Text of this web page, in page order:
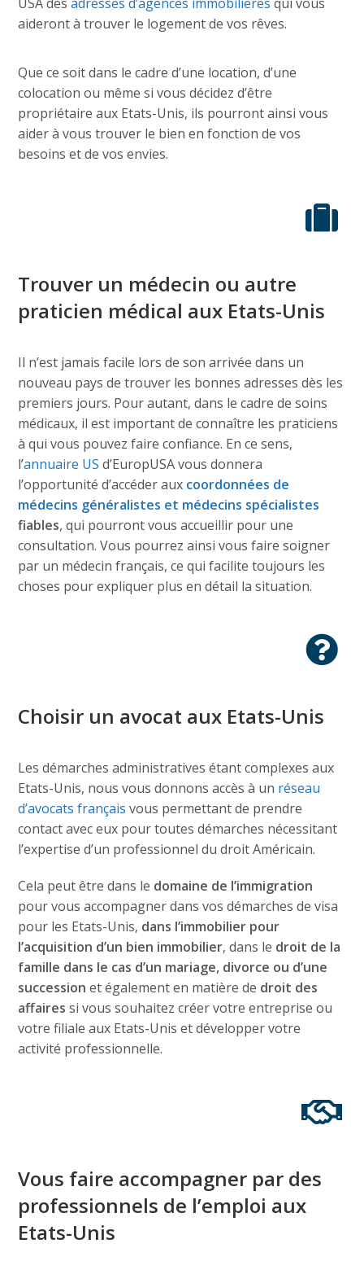
aideront à trouver le logement de vos rêves.
Que ce soit dans le cadre d’une location, d’une
colocation ou même si vous décidez d’être
propriétaire aux Etats-Unis, ils pourront ainsi vous
aider à vous trouver le bien en fonction de vos
besoins et de vos envies.
Trouver un médecin ou autre
praticien médical aux Etats-Unis
Il n’est jamais facile lors de son arrivée dans un
nouveau pays de trouver les bonnes adresses dès les
premiers jours. Pour autant, dans le cadre de soins
médicaux, il est important de connaître les praticiens
à qui vous pouvez faire confiance. En ce sens,
l’annuaire US d’EuropUSA vous donnera
l’opportunité d’accéder aux coordonnées de
médecins généralistes et médecins spécialistes
fiables, qui pourront vous accueillir pour une
consultation. Vous pourrez ainsi vous faire soigner
par un médecin français, ce qui facilite toujours les
choses pour expliquer plus en détail la situation.
Choisir un avocat aux Etats-Unis
Les démarches administratives étant complexes aux
Etats-Unis, nous vous donnons accès à un réseau
d’avocats français vous permettant de prendre
contact avec eux pour toutes démarches nécessitant
l’expertise d’un professionnel du droit Américain.
Cela peut être dans le domaine de l’immigration
pour vous accompagner dans vos démarches de visa
pour les Etats-Unis, dans l’immobilier pour
l’acquisition d’un bien immobilier, dans le droit de la
famille dans le cas d’un mariage, divorce ou d’une
succession et également en matière de droit des
affaires si vous souhaitez créer votre entreprise ou
votre filiale aux Etats-Unis et développer votre
activité professionnelle.
Vous faire accompagner par des
professionnels de l’emploi aux
Etats-Unis